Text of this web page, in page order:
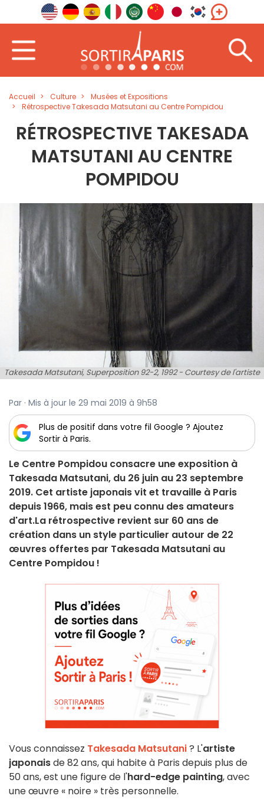
Accueil Culture
Musées et Expositions
Rétrospective Takesada Matsutani au Centre Pompidou
RÉTROSPECTIVE TAKESADA
MATSUTANI AU CENTRE
POMPIDOU
Takesada Matsutani, Superposition 92-2, 1992 - Courtesy de l'artiste
Par · Mis à jour le 29 mai 2019 à 9h58
Plus de positif dans votre fil Google ? Ajoutez
Sortir à Paris.
Le Centre Pompidou consacre une exposition à
Takesada Matsutani, du 26 juin au 23 septembre
2019. Cet artiste japonais vit et travaille à Paris
depuis 1966, mais est peu connu des amateurs
d'art.La rétrospective revient sur 60 ans de
création dans un style particulier autour de 22
œuvres offertes par Takesada Matsutani au
Centre Pompidou !
Vous connaissez Takesada Matsutani? L'artiste
japonaisde 82 ans, qui habite à Paris depuis plus de
50 ans, est une figure de l'hard-edge painting, avec
une œuvre « noire » très personnelle.